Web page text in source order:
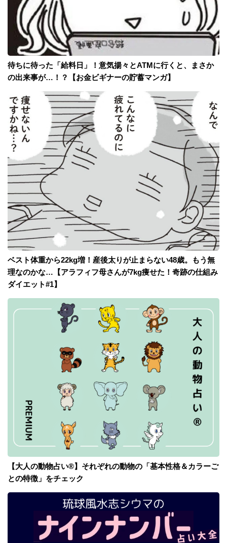
待ちに待った「給料日」！意気揚々とATMに行くと、まさか
の出来事が…！？【お金ビギナーの貯蓄マンガ】
ベスト体重から22kg増！産後太りが止まらない48歳。もう無
理なのかな…【アラフィフ母さんが7kg痩せた！奇跡の仕組み
ダイエット#1】
【大人の動物占い®】それぞれの動物の「基本性格＆カラーご
との特徴」をチェック